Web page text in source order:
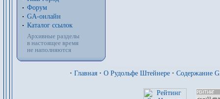
Форум
GA-онлайн
Каталог ссылок
Архивные разделы
в настоящее время
не наполняются
· Главная · О Рудольфе Штейнере · Содержание